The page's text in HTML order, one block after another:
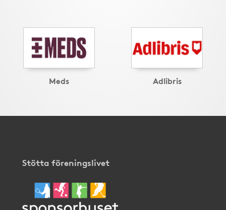
Meds Adlibris
Stötta föreningslivet